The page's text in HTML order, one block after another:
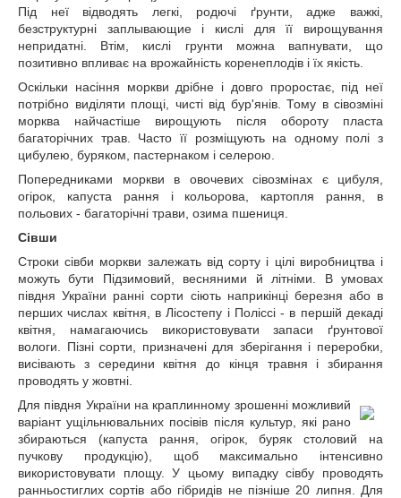
Під неї відводять легкі, родючі ґрунти, адже важкі,
безструктурні заплывающие і кислі для її вирощування
непридатні. Втім, кислі грунти можна вапнувати, що
позитивно впливає на врожайність коренеплодів і їх якість.
Оскільки насіння моркви дрібне і довго проростає, під неї
потрібно виділяти площі, чисті від бур'янів. Тому в сівозміні
морква найчастіше вирощують після обороту пласта
багаторічних трав. Часто її розміщують на одному полі з
цибулею, буряком, пастернаком і селерою.
Попередниками моркви в овочевих сівозмінах є цибуля,
огірок, капуста рання і кольорова, картопля рання, в
польових - багаторічні трави, озима пшениця.
Сівши
Строки сівби моркви залежать від сорту і цілі виробництва і
можуть бути Підзимовий, весняними й літніми. В умовах
півдня України ранні сорти сіють наприкінці березня або в
перших числах квітня, в Лісостепу і Поліссі - в першій декаді
квітня, намагаючись використовувати запаси ґрунтової
вологи. Пізні сорти, призначені для зберігання і переробки,
висівають з середини квітня до кінця травня і збирання
проводять у жовтні.
Для півдня України на краплинному зрошенні можливий
варіант ущільнювальних посівів після культур, які рано
збираються (капуста рання, огірок, буряк столовий на
пучкову продукцію), щоб максимально інтенсивно
використовувати площу. У цьому випадку сівбу проводять
ранньостиглих сортів або гібридів не пізніше 20 липня. Для